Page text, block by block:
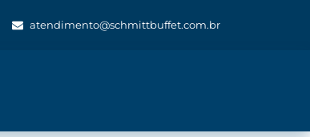
atendimento@schmittbuffet.com.br